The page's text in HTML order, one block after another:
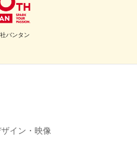
バンタン
イン・映像